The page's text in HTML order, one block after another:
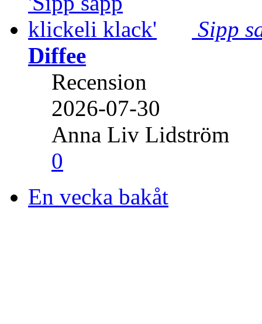
Sipp
Diffee
Recension
2026-07-30
Anna Liv Lidström
0
En vecka bakåt